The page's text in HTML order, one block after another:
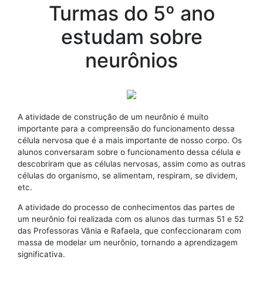
Turmas do 5º ano
estudam sobre
neurônios
A atividade de construção de um neurônio é muito
importante para a compreensão do funcionamento dessa
célula nervosa que é a mais importante de nosso corpo. Os
alunos conversaram sobre o funcionamento dessa célula e
descobriram que as células nervosas, assim como as outras
células do organismo, se alimentam, respiram, se dividem,
etc.
A atividade do processo de conhecimentos das partes de
um neurônio foi realizada com os alunos das turmas 51 e 52
das Professoras Vânia e Rafaela, que confeccionaram com
massa de modelar um neurônio, tornando a aprendizagem
significativa.